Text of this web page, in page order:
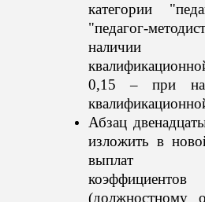
категории
"педагог-
наличии
0,15 – при
Абзац
изложить в
(должностному